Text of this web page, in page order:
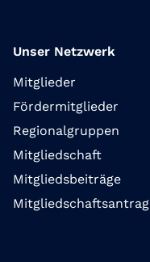
Unser Netzwerk
Mitglieder
Fördermitglieder
Regionalgruppen
Mitgliedschaft
Mitgliedsbeiträge
Mitgliedschaftsantrag